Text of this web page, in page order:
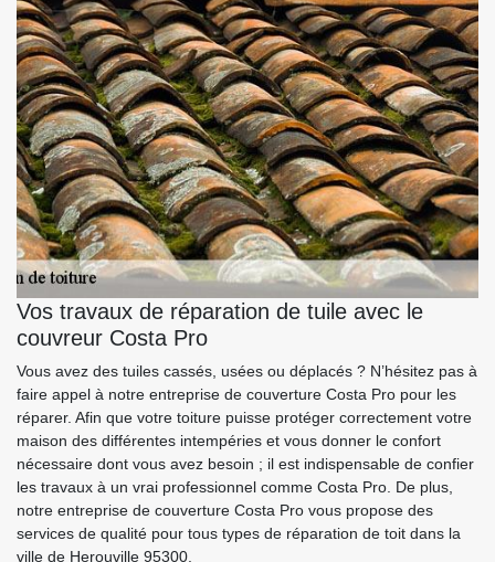
Vos travaux de réparation de tuile avec le
couvreur Costa Pro
Vous avez des tuiles cassés, usées ou déplacés ? N’hésitez pas à
faire appel à notre entreprise de couverture Costa Pro pour les
réparer. Afin que votre toiture puisse protéger correctement votre
maison des différentes intempéries et vous donner le confort
nécessaire dont vous avez besoin ; il est indispensable de confier
les travaux à un vrai professionnel comme Costa Pro. De plus,
notre entreprise de couverture Costa Pro vous propose des
services de qualité pour tous types de réparation de toit dans la
ville de Herouville 95300.